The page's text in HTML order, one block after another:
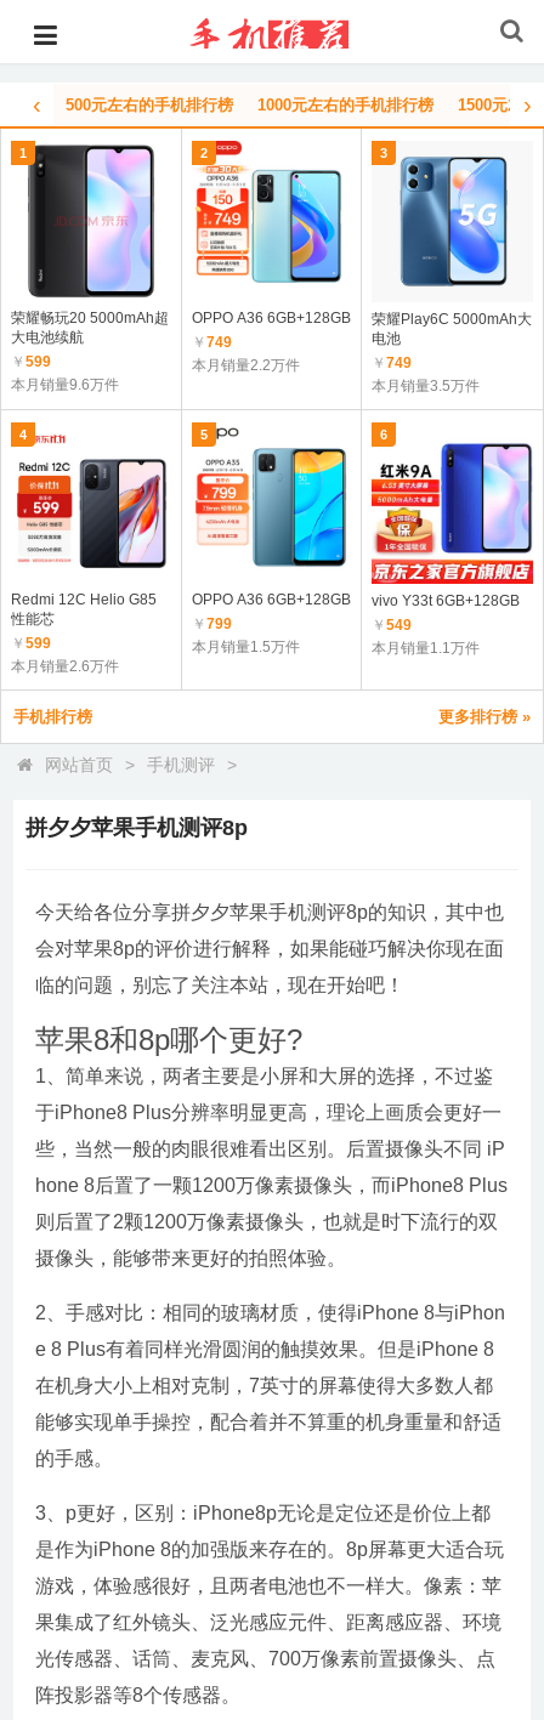
‹ 500元左右的手机排行榜 1000元左右的手机排行榜 1500元左›
1
荣耀畅玩20 5000mAh超
大电池续航
￥ 599
本月销量9.6万件
2
OPPO A36 6GB+128GB
￥ 749
本月销量2.2万件
3
荣耀Play6C 5000mAh大
电池
￥749
本月销量3.5万件
4
Redmi 12C Helio G85
性能芯
￥ 599
本月销量2.6万件
5
OPPO A36 6GB+128GB
￥ 799
本月销量1.5万件
6
vivo Y33t 6GB+128GB
￥549
本月销量1.1万件
手机排行榜 更多排行榜 »
网站首页 > 手机测评 >
拼夕夕苹果手机测评8p
今天给各位分享拼夕夕苹果手机测评8p的知识，其中也
会对苹果8p的评价进行解释，如果能碰巧解决你现在面
临的问题，别忘了关注本站，现在开始吧！
苹果8和8p哪个更好?
1、简单来说，两者主要是小屏和大屏的选择，不过鉴
于iPhone8 Plus分辨率明显更高，理论上画质会更好一
些，当然一般的肉眼很难看出区别。后置摄像头不同 iP
hone 8后置了一颗1200万像素摄像头，而iPhone8 Plus
则后置了2颗1200万像素摄像头，也就是时下流行的双
摄像头，能够带来更好的拍照体验。
2、手感对比：相同的玻璃材质，使得iPhone 8与iPhon
e 8 Plus有着同样光滑圆润的触摸效果。但是iPhone 8
在机身大小上相对克制，7英寸的屏幕使得大多数人都
能够实现单手操控，配合着并不算重的机身重量和舒适
的手感。
3、p更好，区别：iPhone8p无论是定位还是价位上都
是作为iPhone 8的加强版来存在的。8p屏幕更大适合玩
游戏，体验感很好，且两者电池也不一样大。像素：苹
果集成了红外镜头、泛光感应元件、距离感应器、环境
光传感器、话筒、麦克风、700万像素前置摄像头、点
阵投影器等8个传感器。